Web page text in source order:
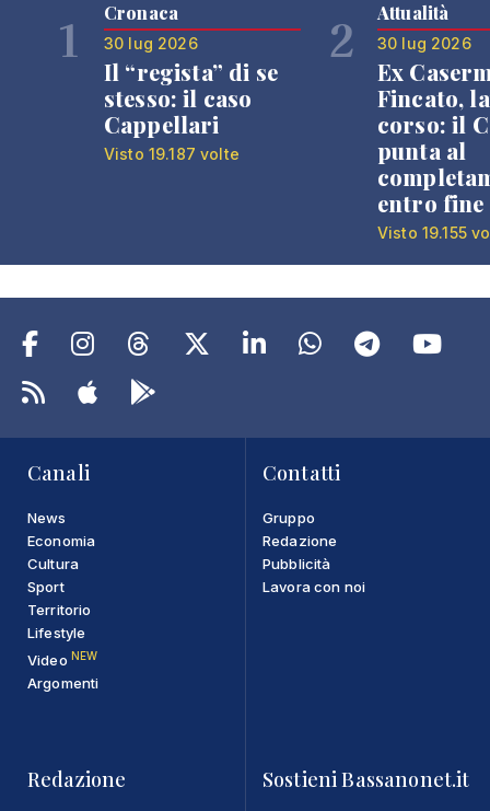
1 Cronaca
30 lug 2026
Il “regista” di se
stesso: il caso
Cappellari
Visto 19.187 volte
2 Attualità
30 lug 2026
Ex
Fincato,
corso: il
punta al
entro fine
Visto 19.155
Canali
News
Economia
Cultura
Sport
Territorio
Lifestyle
Video NEW
Argomenti
Contatti
Gruppo
Redazione
Pubblicità
Lavora con noi
Redazione Sostieni Bassanonet.it